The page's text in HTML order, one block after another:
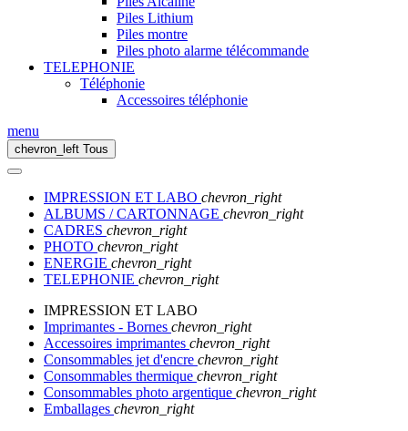
Piles Lithium
Piles montre
Piles photo alarme télécommande
TELEPHONIE
Téléphonie
Accessoires téléphonie
menu
chevron_left Tous
IMPRESSION ET LABO chevron_right
ALBUMS / CARTONNAGE chevron_right
CADRES chevron_right
PHOTO chevron_right
ENERGIE chevron_right
TELEPHONIE chevron_right
IMPRESSION ET LABO
Imprimantes - Bornes chevron_right
Accessoires imprimantes chevron_right
Consommables jet d'encre chevron_right
Consommables thermique chevron_right
Consommables photo argentique chevron_right
Emballages chevron_right